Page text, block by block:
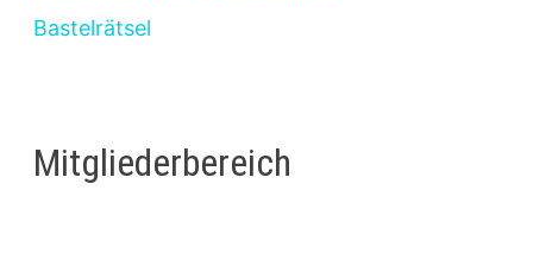
Bastelrätsel
Mitgliederbereich